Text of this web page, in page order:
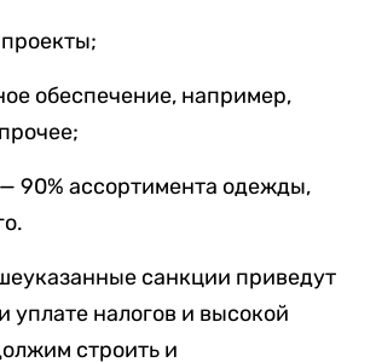
обеспечение, например,
90% ассортимента одежды,
санкции приведут
уплате налогов и высокой
строить и